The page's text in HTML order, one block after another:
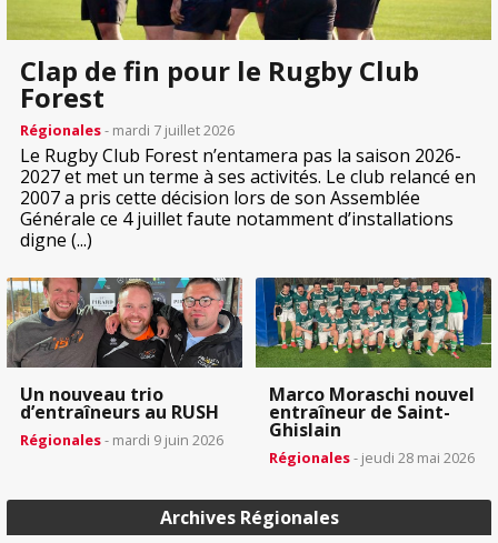
Clap de fin pour le Rugby Club
Forest
Régionales- mardi 7 juillet 2026
Le Rugby Club Forest n’entamera pas la saison 2026-
2027 et met un terme à ses activités. Le club relancé en
2007 a pris cette décision lors de son Assemblée
Générale ce 4 juillet faute notamment d’installations
digne (...)
Un nouveau trio
d’entraîneurs au RUSH
Régionales- mardi 9 juin 2026
Marco Moraschi nouvel
entraîneur de Saint-
Ghislain
Régionales- jeudi 28 mai 2026
Archives Régionales